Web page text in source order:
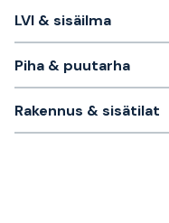
LVI & sisäilma
Piha & puutarha
Rakennus & sisätilat